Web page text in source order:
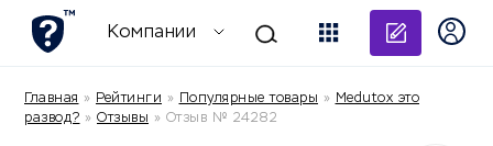
Компании
Главная » Рейтинги » Популярные товары » Medutox это
развод? » Отзывы » Отзыв № 24282